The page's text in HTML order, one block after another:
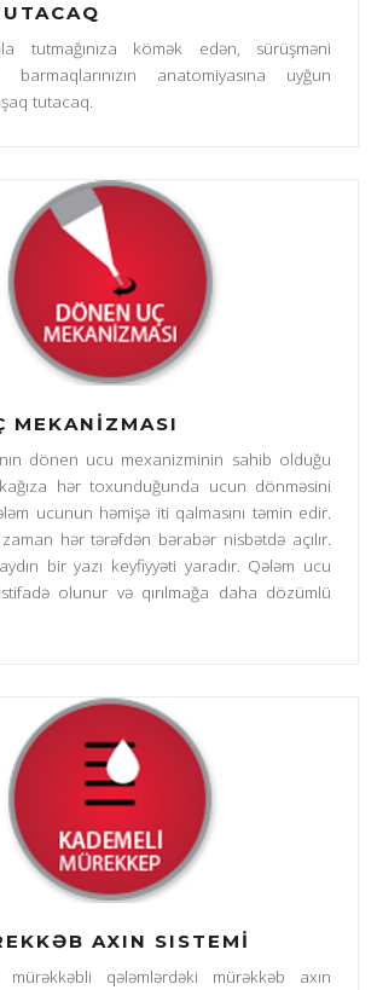
tutmağınıza kömək edən, sürüşməni
barmaqlarınızın anatomiyasına uyğun
tutacaq.
MEKANİZMASI
dönen ucu mexanizminin sahib olduğu
hər toxunduğunda ucun dönməsini
ucunun həmişə iti qalmasını təmin edir.
hər tərəfdən bərabər nisbətdə açılır.
bir yazı keyfiyyəti yaradır. Qələm ucu
olunur və qırılmağa daha dözümlü
AXIN SISTEMİ
mürəkkəbli qələmlərdəki mürəkkəb axın